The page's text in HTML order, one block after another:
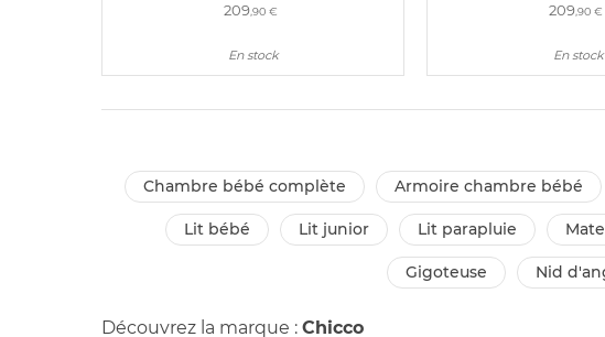
209,90 €
En stock
209,90 €
En stock
chambre bébé complète armoire chambre bébé
lit bébé lit junior lit parapluie
gigoteuse nid
Découvrez la marque : Chicco